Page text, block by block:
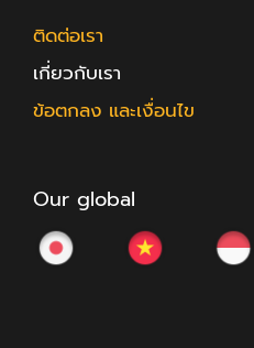
ติดต่อเรา
เกี่ยวกับเรา
ข้อตกลง และเงื่อนไข
Our global